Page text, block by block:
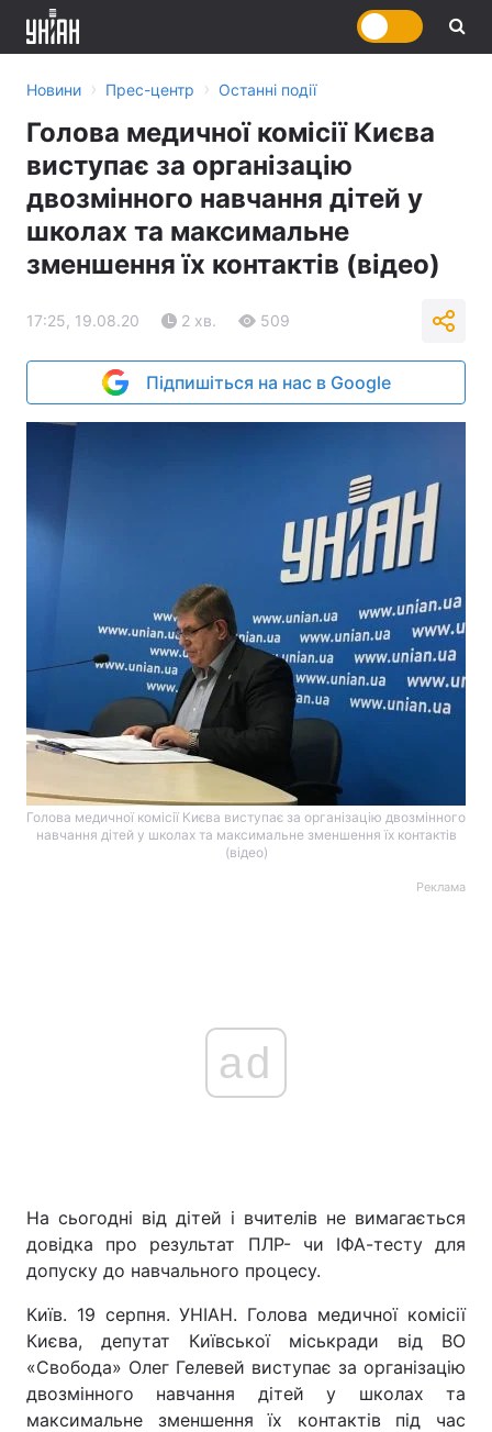
Війна
Спорт Наука
Техно і зв'язок Лайт
Зброя Інциденти
Здоров'я Туризм
Цікавинки Погода
Новини › Прес-центр › Останні події
Голова медичної комісії Києва
виступає за організацію
двозмінного навчання дітей у
школах та максимальне
зменшення їх контактів (відео)
17:25, 19.08.20 2 хв. 509
Підпишіться на нас в Google
Голова медичної комісії Києва виступає за організацію двозмінного
навчання дітей у школах та максимальне зменшення їх контактів
(відео)
Реклама
ad
На сьогодні від дітей і вчителів не вимагається
довідка про результат ПЛР- чи ІФА-тесту для
допуску до навчального процесу.
Київ. 19 серпня. УНІАН. Голова медичної комісії
Києва, депутат Київської міськради від ВО
«Свобода» Олег Гелевей виступає за організацію
двозмінного навчання дітей у школах та
максимальне зменшення їх контактів під час